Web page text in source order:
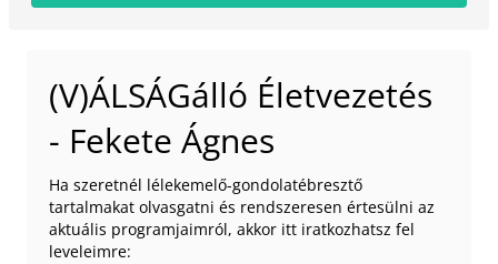
(V)ÁLSÁGálló Életvezetés
- Fekete Ágnes
Ha szeretnél lélekemelő-gondolatébresztő
tartalmakat olvasgatni és rendszeresen értesülni az
aktuális programjaimról, akkor itt iratkozhatsz fel
leveleimre: